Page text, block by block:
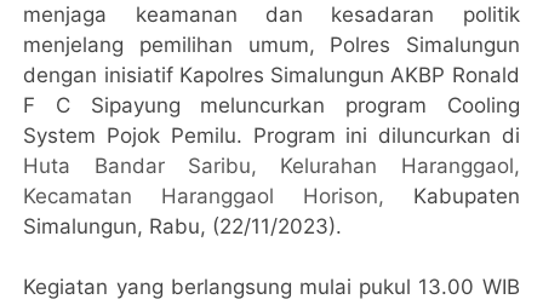
menjaga keamanan dan kesadaran politik
menjelang pemilihan umum, Polres Simalungun
dengan inisiatif Kapolres Simalungun AKBP Ronald
F C Sipayung meluncurkan program Cooling
System Pojok Pemilu. Program ini diluncurkan di
Huta Bandar Saribu, Kelurahan Haranggaol,
Kecamatan Haranggaol Horison, Kabupaten
Simalungun, Rabu, (22/11/2023).
Kegiatan yang berlangsung mulai pukul 13.00 WIB